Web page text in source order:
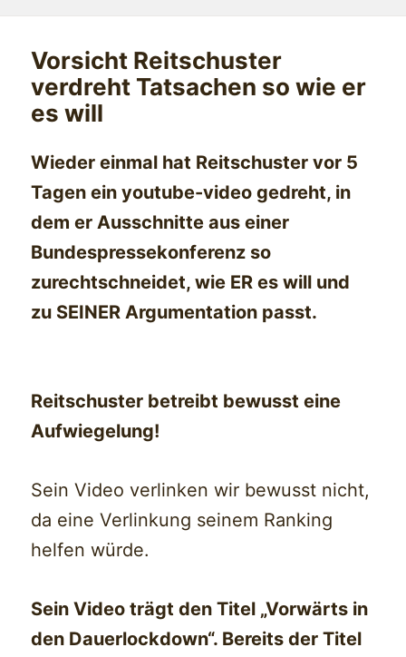
Vorsicht Reitschuster
verdreht Tatsachen so wie er
es will
Wieder einmal hat Reitschuster vor 5
Tagen ein youtube-video gedreht, in
dem er Ausschnitte aus einer
Bundespressekonferenz so
zurechtschneidet, wie ER es will und
zu SEINER Argumentation passt.
Reitschuster betreibt bewusst eine
Aufwiegelung!
Sein Video verlinken wir bewusst nicht,
da eine Verlinkung seinem Ranking
helfen würde.
Sein Video trägt den Titel „Vorwärts in
den Dauerlockdown“. Bereits der Titel